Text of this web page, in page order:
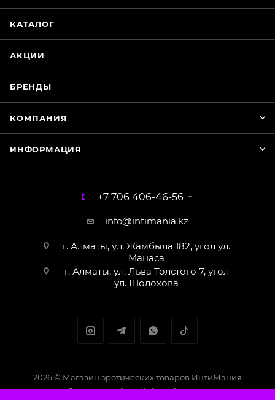
КАТАЛОГ
АКЦИИ
БРЕНДЫ
КОМПАНИЯ
ИНФОРМАЦИЯ
+7 706 406-46-56
info@intimania.kz
г. Алматы, ул. Жамбыла 182, угол ул.
Манаса
г. Алматы, ул. Льва Толстого 7, угол
ул. Шолохова
2026 © Магазин эротических товаров ИнтиМания
Создание сайта - Кайрат Алматов
WhatsApp